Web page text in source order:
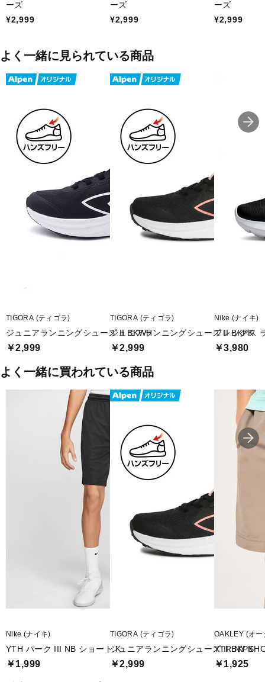
ーズ
¥2,999
ーズ
¥2,999
ーズ
¥2,999
よく一緒に見られている商品
TIGORA (ティゴラ)
ジュニアランニングシューズ II BKWH
￥2,999
TIGORA (ティゴラ)
ジュニアランニングシューズ II BKPK
￥2,999
Nike (ナイキ)
フレックス
￥3,980
よく一緒に買われている商品
Nike (ナイキ)
YTH パーク III NB ショート K
￥1,999
TIGORA (ティゴラ)
ジュニアランニングシューズ II BKPK
￥2,999
OAKLEY (オー
YTR NY
￥1,925